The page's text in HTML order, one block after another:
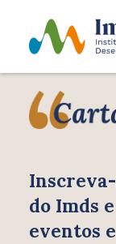
do Imds
eventos